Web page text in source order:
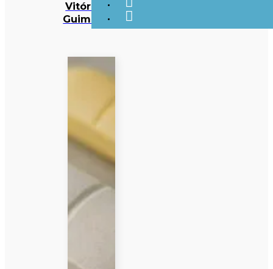
Vitória de
Guimarães